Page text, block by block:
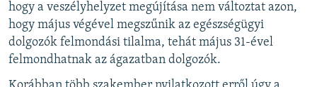
hogy a veszélyhelyzet megújítása nem változtat azon,
hogy május végével megszűnik az egészségügyi
dolgozók felmondási tilalma, tehát május 31-ével
felmondhatnak az ágazatban dolgozók.